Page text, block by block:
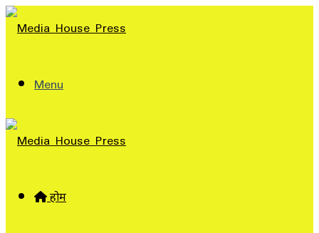
Menu
होम